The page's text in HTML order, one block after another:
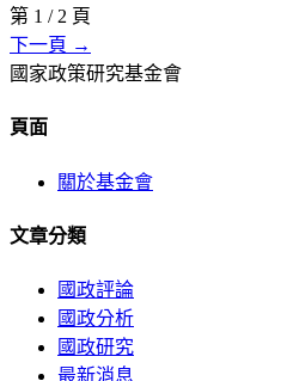
第 1 / 2 頁
下一頁 →
國家政策研究基金會
頁面
關於基金會
文章分類
國政評論
國政分析
國政研究
最新消息